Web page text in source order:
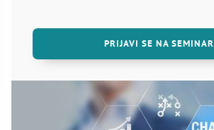
PRIJAVI SE NA SEMINAR